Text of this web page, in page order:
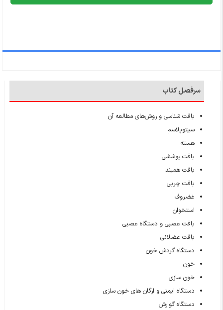
سرفصل کتاب
بافت شناسی و روش‌های مطالعه آن
سیتوپلاسم
هسته
بافت پوششی
بافت همبند
بافت چربی
غضروف
استخوان
بافت عصبی و دستگاه عصبی
بافت عضلانی
دستگاه گردش خون
خون
خون سازی
دستگاه ایمنی و ارگان های خون سازی
دستگاه گوارش